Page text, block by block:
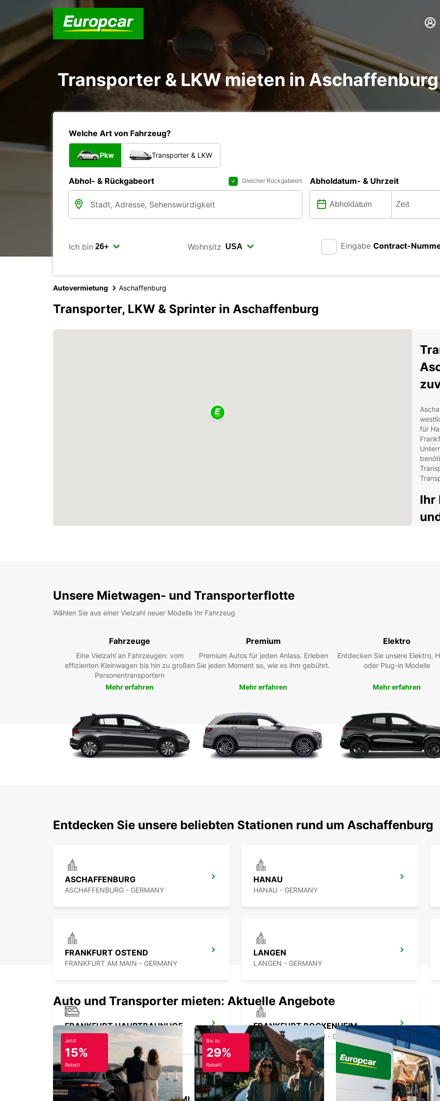
Transporter & LKW mieten in
Welche Art von Fahrzeug?
Pkw Transporter & LKW
Abhol- & Rückgabeort Gleicher Rückgabeort Abholdatum- & Uhrzeit
Ich bin Wohnsitz Eingabe Contract-
Autovermietung Aschaffenburg
Transporter, LKW & Sprinter in Aschaffenburg
für
Ihr
oder
Unsere Mietwagen- und Transporterflotte
Wählen Sie aus einer Vielzahl neuer Modelle Ihr Fahrzeug
Fahrzeuge
Eine Vielzahl an Fahrzeugen: vom
effizienten Kleinwagen bis hin zu großen
Personentransportern
Mehr erfahren
Premium
Premium Autos für jeden Anlass. Erleben
Sie jeden Moment so, wie es ihm gebührt.
Mehr erfahren
Elektro
Entdecken Sie unsere Elektro,
oder Plug-in Modelle
Mehr erfahren
Entdecken Sie unsere beliebten Stationen rund um Aschaffenburg
ASCHAFFENBURG
ASCHAFFENBURG - GERMANY
HANAU
HANAU - GERMANY
FRANKFURT OSTEND
FRANKFURT AM MAIN - GERMANY
LANGEN
LANGEN - GERMANY
FRANKFURT HAUPTBAHNHOF
FRANKFURT AM MAIN - GERMANY
FRANKFURT BOCKENHEIM
FRANKFURT AM MAIN - GERMANY
Auto und Transporter mieten: Aktuelle Angebote
Jetzt
15%
Rabatt
Bis zu
29%
Rabatt